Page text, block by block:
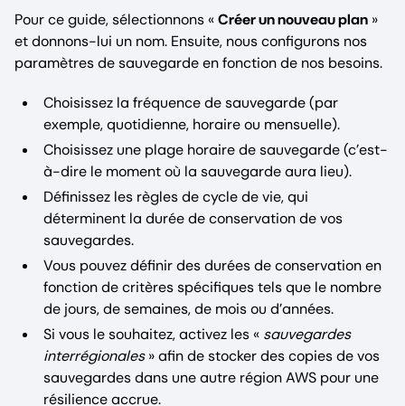
Pour ce guide, sélectionnons «Créer un nouveau plan »
et donnons-lui un nom. Ensuite, nous configurons nos
paramètres de sauvegarde en fonction de nos besoins.
Choisissez la fréquence de sauvegarde (par
exemple, quotidienne, horaire ou mensuelle).
Choisissez une plage horaire de sauvegarde (c’est-
à-dire le moment où la sauvegarde aura lieu).
Définissez les règles de cycle de vie, qui
déterminent la durée de conservation de vos
sauvegardes.
Vous pouvez définir des durées de conservation en
fonction de critères spécifiques tels que le nombre
de jours, de semaines, de mois ou d’années.
Si vous le souhaitez, activez les « sauvegardes
interrégionales» afin de stocker des copies de vos
sauvegardes dans une autre région AWS pour une
résilience accrue.